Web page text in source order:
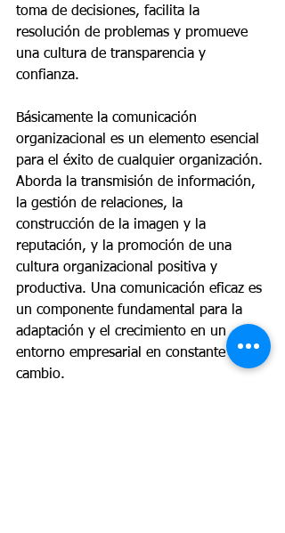
toma de decisiones, facilita la
resolución de problemas y promueve
una cultura de transparencia y
confianza.
Básicamente la comunicación
organizacional es un elemento esencial
para el éxito de cualquier organización.
Aborda la transmisión de información,
la gestión de relaciones, la
construcción de la imagen y la
reputación, y la promoción de una
cultura organizacional positiva y
productiva. Una comunicación eficaz es
un componente fundamental para la
adaptación y el crecimiento en un
entorno empresarial en constante
cambio.